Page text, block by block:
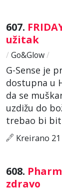
607.
užitak
/ Go&Glow/
G-Sense je
dostupna u
da se
uzdižu do
trebao bi
Kreirano
608.
zdravo